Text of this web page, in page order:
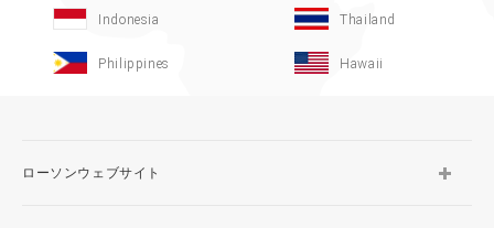
Indonesia Thailand
Philippines Hawaii
ローソンウェブサイト